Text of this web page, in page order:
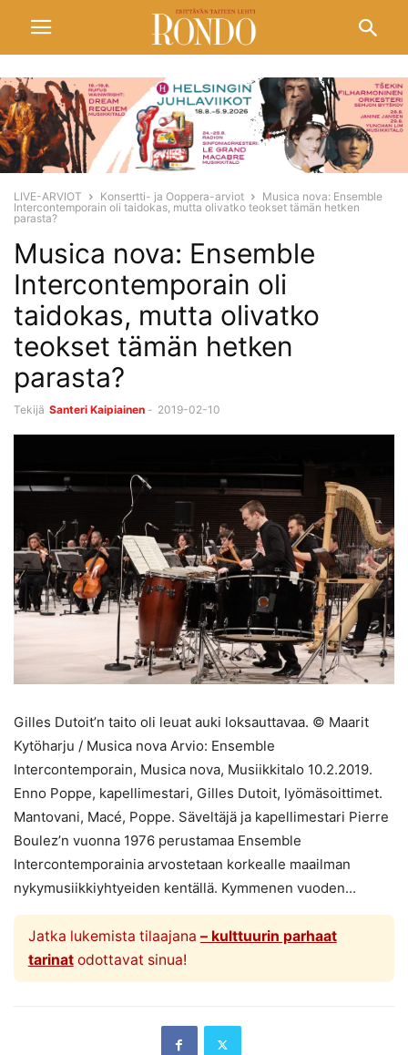
LIVE-ARVIOT Konsertti- ja Ooppera-arviot
Musica nova: Ensemble
Intercontemporain oli taidokas, mutta olivatko teokset tämän hetken
parasta?
Musica nova: Ensemble
Intercontemporain oli
taidokas, mutta olivatko
teokset tämän hetken
parasta?
Tekijä Santeri Kaipiainen - 2019-02-10
Gilles Dutoit’n taito oli leuat auki loksauttavaa. © Maarit
Kytöharju / Musica nova Arvio: Ensemble
Intercontemporain, Musica nova, Musiikkitalo 10.2.2019.
Enno Poppe, kapellimestari, Gilles Dutoit, lyömäsoittimet.
Mantovani, Macé, Poppe. Säveltäjä ja kapellimestari Pierre
Boulez’n vuonna 1976 perustamaa Ensemble
Intercontemporainia arvostetaan korkealle maailman
nykymusiikkiyhtyeiden kentällä. Kymmenen vuoden...
Jatka lukemista tilaajana – kulttuurin parhaat
tarinatodottavat sinua!